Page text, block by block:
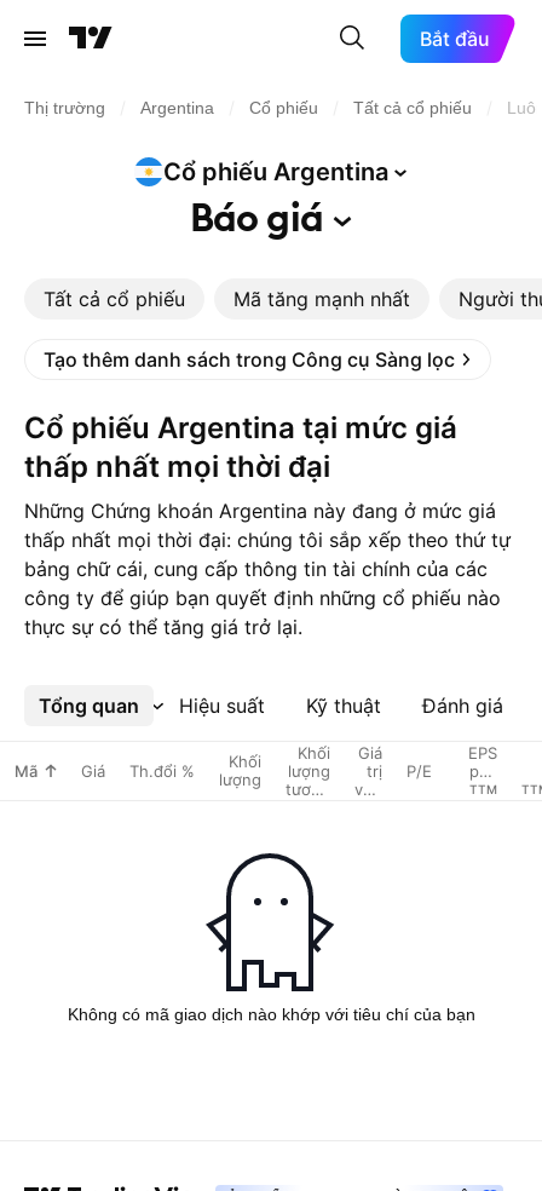
Bắt đầu
Thị trường Argentina Cổ phiếu Tất cả cổ phiếu
Cổ phiếu Argentina
Báogiá
Tất cả cổ phiếu Mã tăng mạnh nhất Người
Tạo thêm danh sách trong Công cụ Sàng lọc
Cổ phiếu Argentina tại mức giá
thấp nhất mọi thời đại
Những Chứng khoán Argentina này đang ở mức giá
thấp nhất mọi thời đại: chúng tôi sắp xếp theo thứ tự
bảng chữ cái, cung cấp thông tin tài chính của các
công ty để giúp bạn quyết định những cổ phiếu nào
thực sự có thể tăng giá trở lại.
Tổng quan Hiệu suất Kỹ thuật Đánh giá
Xem thêm
Mã Giá Th.đổi %
Khối
lượng
Khối
lượng
tương
Giá
trị
vốn
P/E
EPS
pha
loãng
TTM
Không có mã giao dịch nào khớp với tiêu chí của bạn